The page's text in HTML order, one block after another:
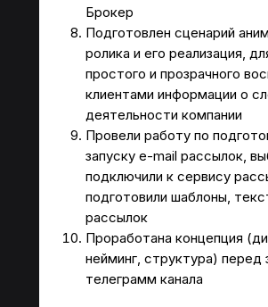
Брокер
Подготовлен сценарий
ролика и его реализация,
простого и прозрачного
клиентами информации о
деятельности компании
Провели работу по
запуску e-mail рассылок,
подключили к сервису
подготовили шаблоны,
рассылок
Проработана концепция
нейминг, структура) перед
телеграмм канала
О нас
Оставить заявку
ООО "ПРО М8"
ИНН 7743406170
Анализ целевой аудитории
Анализ конкурентов
Маркетинговые стратегии
Маркетинговые исследования
МАРКЕТИНГОВОЕ
АГЕНТСТВО
Пригласить агентство в тендер